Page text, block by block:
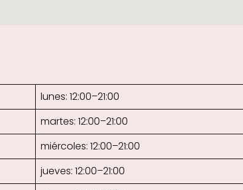
lunes: 12:00–21:00
martes: 12:00–21:00
miércoles: 12:00–21:00
jueves: 12:00–21:00